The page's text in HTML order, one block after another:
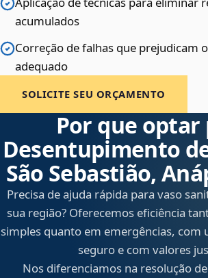
acumulados
Correção de falhas que prejudicam
adequado
SOLICITE SEU ORÇAMENTO
Por que optar
Desentupimento
São Sebastião,
Precisa de ajuda rápida para vaso
sua região? Oferecemos eficiência
simples quanto em emergências, com
seguro e com valores
Nos diferenciamos na resolução